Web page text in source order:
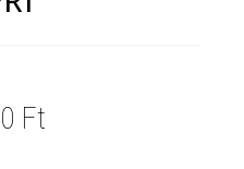
Ft